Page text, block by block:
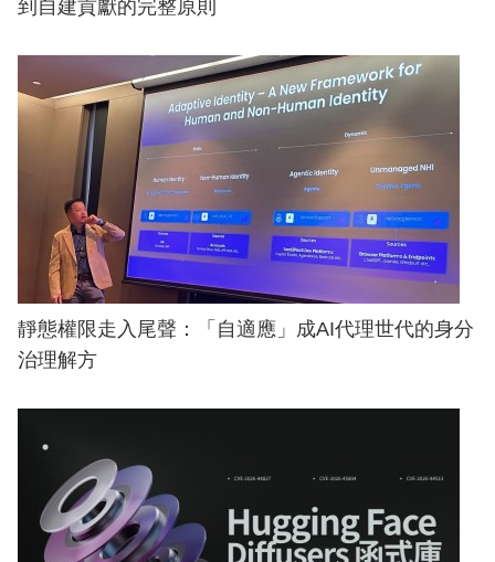
到自建貢獻的完整原則
靜態權限走入尾聲：「自適應」成AI代理世代的身分
治理解方